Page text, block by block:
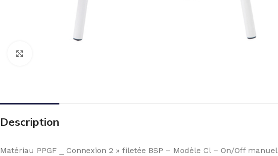
Description
Matériau PPGF _ Connexion 2 » filetée BSP – Modèle Cl – On/Off manuel